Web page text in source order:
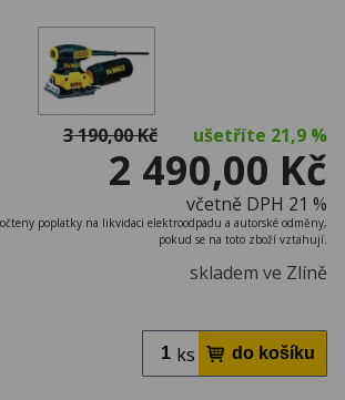
3 190,00 Kč ušetříte 21,9 %
2 490,00 Kč
včetně DPH 21 %
poplatky na likvidaci elektroodpadu a autorské odměny,
pokud se na toto zboží vztahují.
skladem ve Zlíně
ks